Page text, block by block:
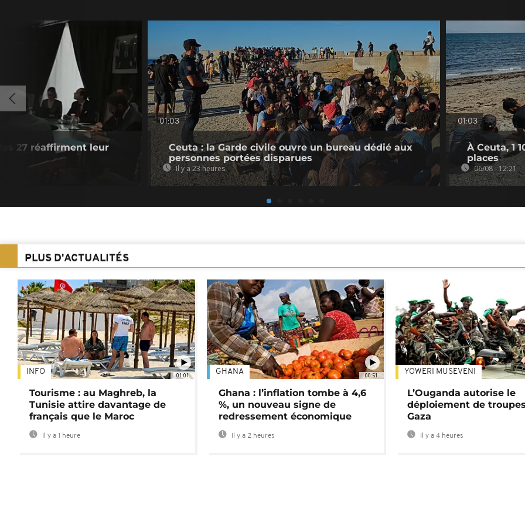
27 réaffirment leur
01:03
Ceuta : la Garde civile ouvre un bureau dédié aux
personnes portées disparues
Il y a 23 heures
01:03
À Ceuta, 1
places
06/08 - 12:21
PLUS D'ACTUALITÉS
01:01
INFO
Tourisme : au Maghreb, la
Tunisie attire davantage de
français que le Maroc
Il y a 1 heure
00:51
GHANA
Ghana : l’inflation tombe à 4,6
%, un nouveau signe de
redressement économique
Il y a 2 heures
YOWERI MUSEVENI
L’Ouganda autorise le
déploiement de
Gaza
Il y a 4 heures